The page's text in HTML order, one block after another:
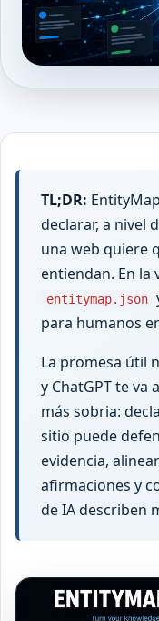
TL;DR:
declarar, a nivel
una web quiere
entiendan. En la
entitymap.json
para humanos
La promesa útil
y ChatGPT te va
más sobria:
sitio puede
evidencia,
afirmaciones y
de IA describen